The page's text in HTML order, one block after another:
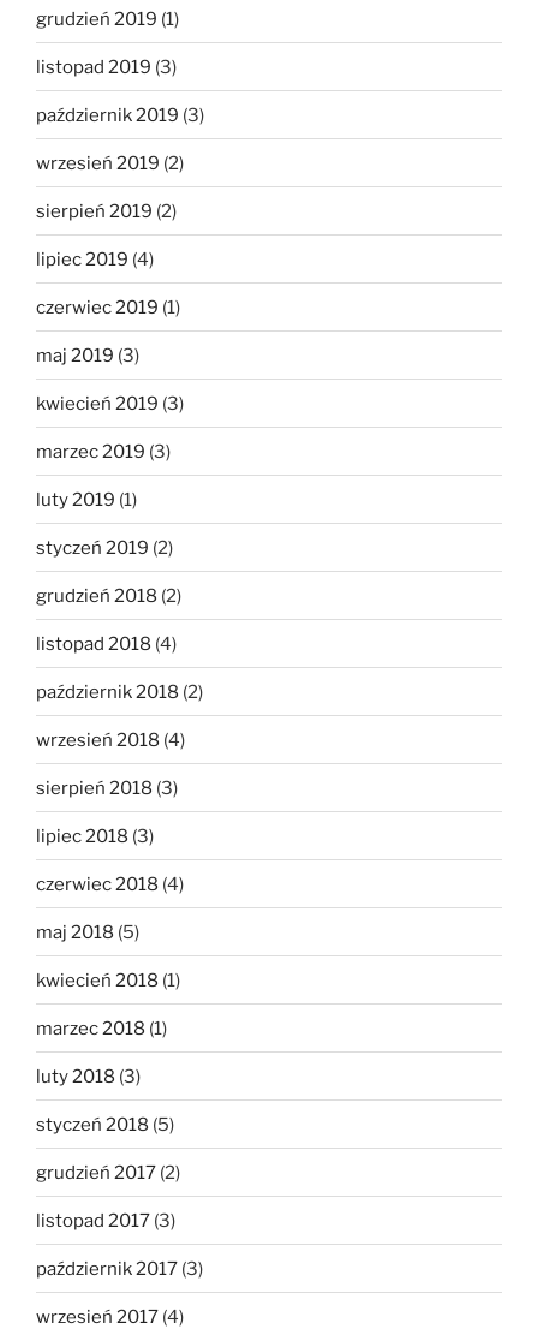
grudzień 2019 (1)
listopad 2019 (3)
październik 2019 (3)
wrzesień 2019 (2)
sierpień 2019 (2)
lipiec 2019 (4)
czerwiec 2019 (1)
maj 2019 (3)
kwiecień 2019 (3)
marzec 2019 (3)
luty 2019 (1)
styczeń 2019 (2)
grudzień 2018 (2)
listopad 2018 (4)
październik 2018 (2)
wrzesień 2018 (4)
sierpień 2018 (3)
lipiec 2018 (3)
czerwiec 2018 (4)
maj 2018 (5)
kwiecień 2018 (1)
marzec 2018 (1)
luty 2018 (3)
styczeń 2018 (5)
grudzień 2017 (2)
listopad 2017 (3)
październik 2017 (3)
wrzesień 2017 (4)